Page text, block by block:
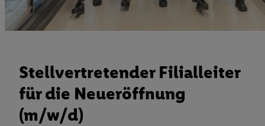
Stellvertretender Filialleiter
für die Neueröffnung
(m/w/d)